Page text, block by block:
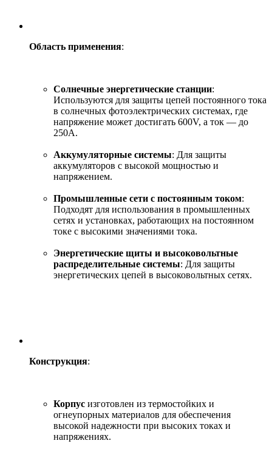
Область применения:
Солнечные энергетические станции:
Используются для защиты цепей постоянного тока
в солнечных фотоэлектрических системах, где
напряжение может достигать 600V, а ток — до
250A.
Аккумуляторные системы: Для защиты
аккумуляторов с высокой мощностью и
напряжением.
Промышленные сети с постоянным током:
Подходят для использования в промышленных
сетях и установках, работающих на постоянном
токе с высокими значениями тока.
Энергетические щиты и высоковольтные
распределительные системы: Для защиты
энергетических цепей в высоковольтных сетях.
Конструкция:
Корпус изготовлен из термостойких и
огнеупорных материалов для обеспечения
высокой надежности при высоких токах и
напряжениях.